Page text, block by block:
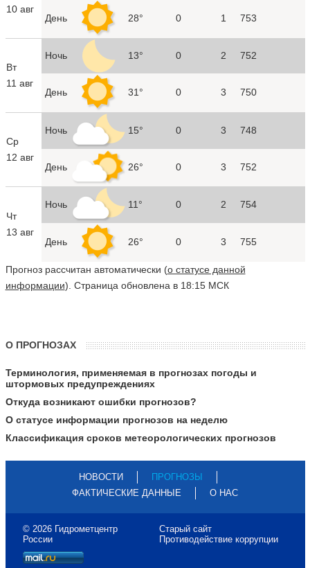
10 авг
День 28° 0 1 753
Вт
11 авг
Ночь 13° 0 2 752
День 31° 0 3 750
Ср
12 авг
Ночь 15° 0 3 748
День 26° 0 3 752
Чт
13 авг
Ночь 11° 0 2 754
День 26° 0 3 755
Прогноз рассчитан автоматически (о статусе данной
информации). Страница обновлена в 18:15 МСК
О ПРОГНОЗАХ
Терминология, применяемая в прогнозах погоды и
штормовых предупреждениях
Откуда возникают ошибки прогнозов?
О статусе информации прогнозов на неделю
Классификация сроков метеорологических прогнозов
НОВОСТИ
ПРОГНОЗЫ
ФАКТИЧЕСКИЕ ДАННЫЕ
О НАС
© 2026 Гидрометцентр
России
Старый сайт
Противодействие коррупции